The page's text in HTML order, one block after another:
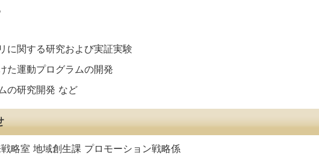
に関する研究および実証実験
た運動プログラムの開発
の研究開発 など
略室 地域創生課 プロモーション戦略係